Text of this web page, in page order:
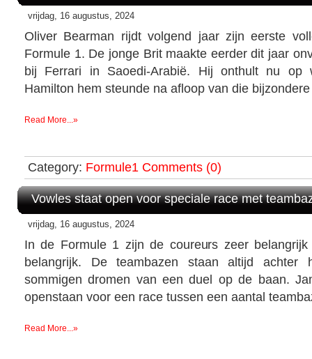
vrijdag, 16 augustus, 2024
Oliver Bearman rijdt volgend jaar zijn eerste
Formule 1. De jonge Brit maakte eerder dit jaar
bij Ferrari in Saoedi-Arabië. Hij onthult nu op
Hamilton hem steunde na afloop van die
Read More...»
Category: Formule1 Comments (0)
Vowles staat open voor speciale race met
vrijdag, 16 augustus, 2024
In de Formule 1 zijn de coureurs zeer
belangrijk. De teambazen staan altijd achter
sommigen dromen van een duel op de baan.
openstaan voor een race tussen een aantal
Read More...»